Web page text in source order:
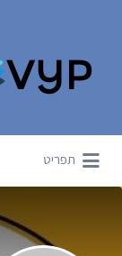
תפריט